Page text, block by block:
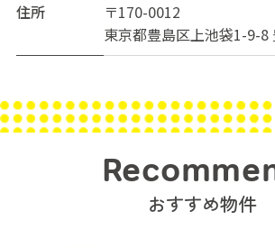
住所
〒170-0012
東京都豊島区上池袋1-9-8
おすすめ物件